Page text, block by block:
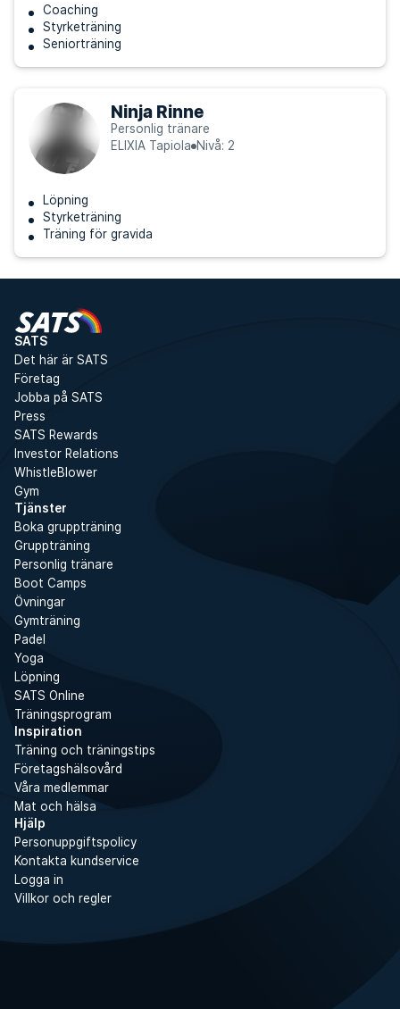
Coaching
Styrketräning
Seniorträning
Ninja Rinne
Personlig tränare
ELIXIA Tapiola Nivå: 2
Löpning
Styrketräning
Träning för gravida
SATS
Det här är SATS
Företag
Jobba på SATS
Press
SATS Rewards
Investor Relations
WhistleBlower
Gym
Tjänster
Boka gruppträning
Gruppträning
Personlig tränare
Boot Camps
Övningar
Gymträning
Padel
Yoga
Löpning
SATS Online
Träningsprogram
Inspiration
Träning och träningstips
Företagshälsovård
Våra medlemmar
Mat och hälsa
Hjälp
Personuppgiftspolicy
Kontakta kundservice
Logga in
Villkor och regler